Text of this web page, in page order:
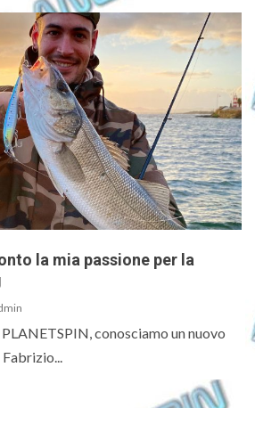
la mia passione per la
conosciamo un nuovo
Fabrizio...